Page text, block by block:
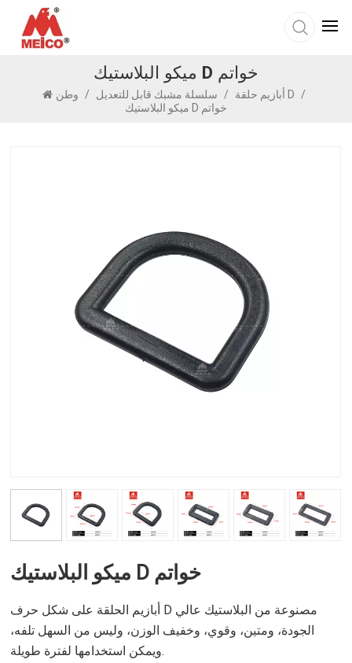
ميكو البلاستيك D خواتم
/ سلسلة مشبك قابل للتعديل / أبازيم حلقة D
/
ميكو البلاستيك D خواتم
ميكو البلاستيك D خواتم
أبازيم الحلقة على شكل حرف D مصنوعة من البلاستيك عالي
الجودة، ومتين، وقوي، وخفيف الوزن، وليس من السهل تلفه،
ويمكن استخدامها لفترة طويلة.